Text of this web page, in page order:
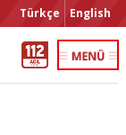
Türkçe English